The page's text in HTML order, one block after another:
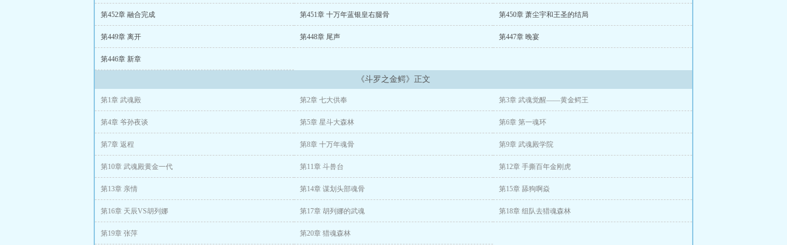
第452章 融合完成 第451章 十万年蓝银皇右腿骨 第450章 萧尘宇和王圣的结局
第449章 离开 第448章 尾声 第447章 晚宴
第446章 新章
《斗罗之金鳄》正文
第1章 武魂殿 第2章 七大供奉 第3章 武魂觉醒——黄金鳄王
第4章 爷孙夜谈 第5章 星斗大森林 第6章 第一魂环
第7章 返程 第8章 十万年魂骨 第9章 武魂殿学院
第10章 武魂殿黄金一代 第11章 斗兽台 第12章 手撕百年金刚虎
第13章 亲情 第14章 谋划头部魂骨 第15章 舔狗啊焱
第16章 天辰VS胡列娜 第17章 胡列娜的武魂 第18章 组队去猎魂森林
第19章 张萍 第20章 猎魂森林